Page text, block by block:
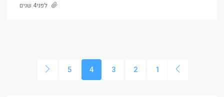
לפני4 שנים
1
2
3
4
5